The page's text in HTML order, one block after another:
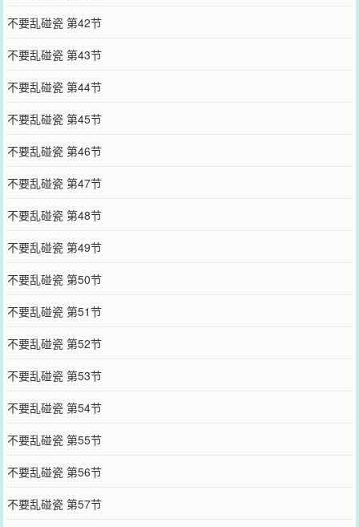
不要乱碰瓷 第42节
不要乱碰瓷 第43节
不要乱碰瓷 第44节
不要乱碰瓷 第45节
不要乱碰瓷 第46节
不要乱碰瓷 第47节
不要乱碰瓷 第48节
不要乱碰瓷 第49节
不要乱碰瓷 第50节
不要乱碰瓷 第51节
不要乱碰瓷 第52节
不要乱碰瓷 第53节
不要乱碰瓷 第54节
不要乱碰瓷 第55节
不要乱碰瓷 第56节
不要乱碰瓷 第57节